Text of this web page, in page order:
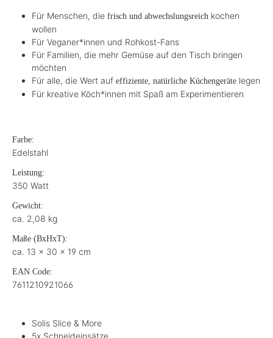
Für Menschen, die frisch und abwechslungsreich kochen
wollen
Für Veganer*innen und Rohkost-Fans
Für Familien, die mehr Gemüse auf den Tisch bringen
möchten
Für alle, die Wert auf effiziente, natürliche Küchengeräte legen
Für kreative Köch*innen mit Spaß am Experimentieren
Farbe:
Edelstahl
Leistung:
350 Watt
Gewicht:
ca. 2,08 kg
Maße (BxHxT):
ca. 13 x 30 x 19 cm
EAN Code:
7611210921066
Solis Slice & More
5x Schneideinsätze